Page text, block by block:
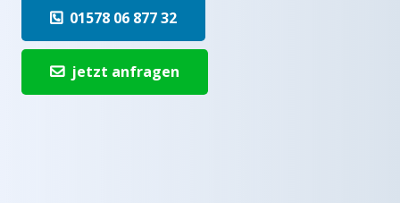
01578 06 877 32
jetzt anfragen